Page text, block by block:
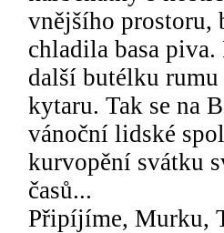
vnějšího prostoru,
chladila basa
další butélku
kytaru. Tak se na
vánoční lidské
kurvopění svátku
časů...
Připíjíme, Murku,